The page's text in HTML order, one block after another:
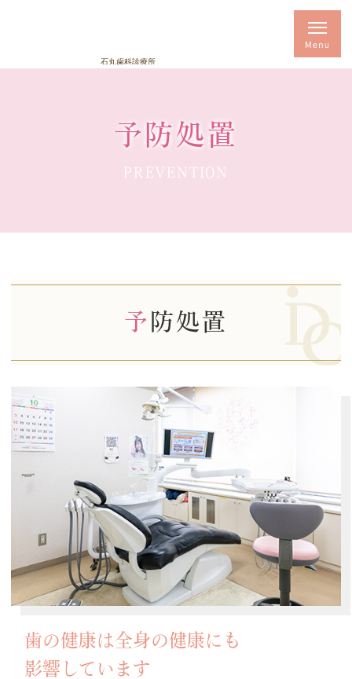
予防処置
PREVENTION
予防処置
歯の健康は全身の健康にも
影響しています